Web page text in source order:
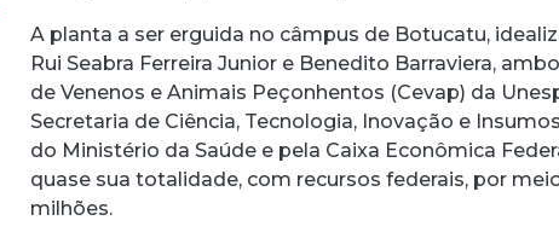
A planta a ser erguida no câmpus de Botucatu,
Rui Seabra Ferreira Junior e Benedito Barraviera,
de Venenos e Animais Peçonhentos (Cevap) da
Secretaria de Ciência, Tecnologia, Inovação e
do Ministério da Saúde e pela Caixa Econômica
quase sua totalidade, com recursos federais, por
milhões.
no Facebook
no Threads
no WhatsApp
no LinkedIn